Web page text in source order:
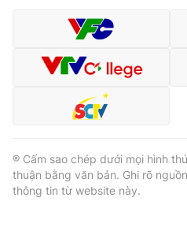
® Cấm sao chép dưới mọi hình
thuận bằng văn bản. Ghi rõ
thông tin từ website này.